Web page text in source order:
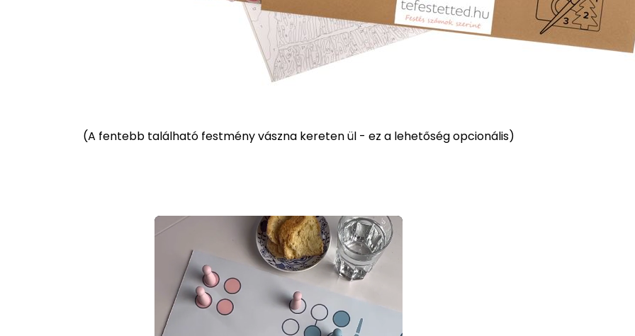
(A fentebb található festmény vászna kereten ül - ez a lehetőség opcionális)